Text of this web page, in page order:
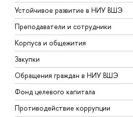
Устойчивое развитие в НИУ ВШЭ
Преподаватели и сотрудники
Корпуса и общежития
Закупки
Обращения граждан в НИУ ВШЭ
Фонд целевого капитала
Противодействие коррупции